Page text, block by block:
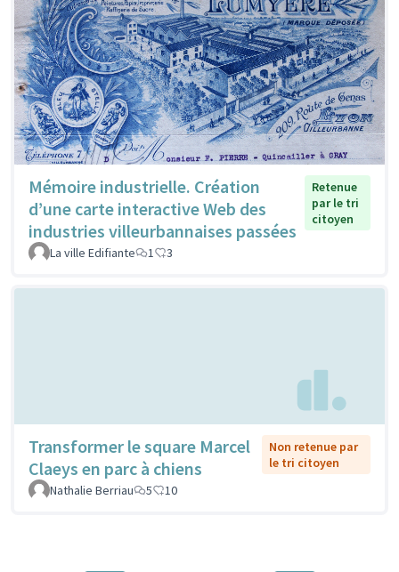
Mémoire industrielle. Création
d’une carte interactive Web des
industries villeurbannaises passées
Retenue
par le tri
citoyen
La ville Edifiante 1 3
Transformer le square Marcel
Claeys en parc à chiens
Non retenue par
le tri citoyen
Nathalie Berriau
5 10